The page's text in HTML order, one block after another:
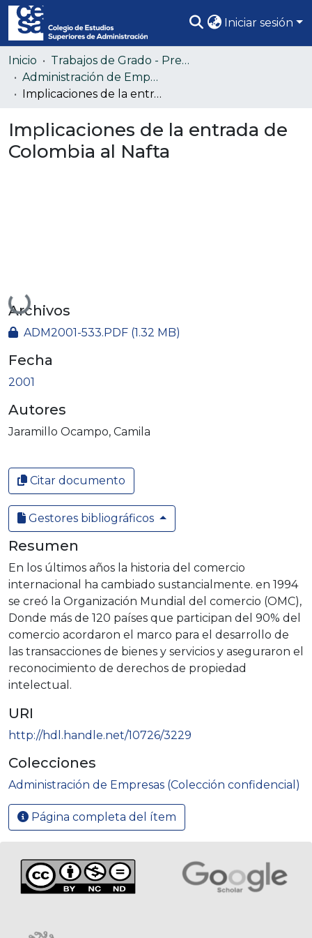
Iniciar sesión
Comunidades
Todo DSpace
Inicio
Trabajos de Grado - Pregrado
Administración de Empresas (Colección confidencial)
Implicaciones de la entrada de Colombia al Nafta
Implicaciones de la entrada de
Colombia al Nafta
Cargando...
Archivos
ADM2001-533.PDF (1.32 MB)
Fecha
2001
Autores
Jaramillo Ocampo, Camila
Citar documento
Gestores bibliográficos
Resumen
En los últimos años la historia del comercio
internacional ha cambiado sustancialmente. en 1994
se creó la Organización Mundial del comercio (OMC),
Donde más de 120 países que participan del 90% del
comercio acordaron el marco para el desarrollo de
las transacciones de bienes y servicios y aseguraron el
reconocimiento de derechos de propiedad
intelectual.
URI
http://hdl.handle.net/10726/3229
Colecciones
Administración de Empresas (Colección confidencial)
Página completa del ítem